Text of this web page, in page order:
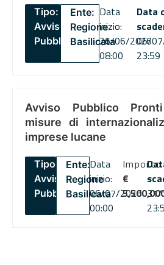
Tipo:
Avviso
Pubblico
Ente:
Regione
Basilicata
Data
inizio:
26/06/2026
08:00
Data
06/
23:59
Avviso Pubblico
misure di
imprese lucane
Tipo:
Avviso
Pubblico
Ente:
Regione
Basilicata
Data
inizio:
06/07/2026
00:00
Importo
€